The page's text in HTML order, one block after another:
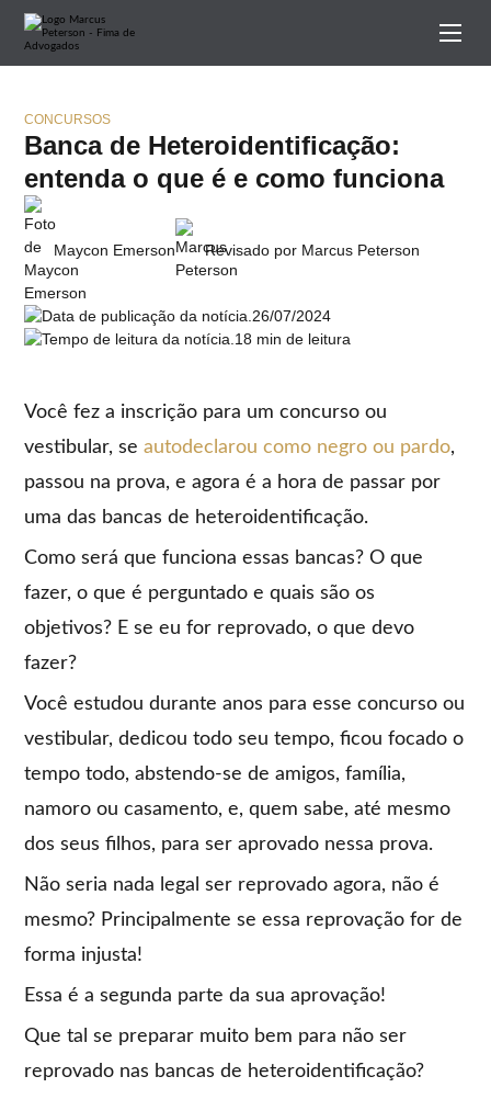
CONCURSOS
Banca de Heteroidentificação:
entenda o que é e como funciona
Maycon Emerson Revisado por Marcus Peterson
26/07/2024
18 min de leitura
Você fez a inscrição para um concurso ou
vestibular, seautodeclarou como negro ou pardo,
passou na prova, e agora é a hora de passar por
uma das bancas de heteroidentificação.
Como será que funciona essas bancas? O que
fazer, o que é perguntado e quais são os
objetivos? E se eu for reprovado, o que devo
fazer?
Você estudou durante anos para esse concurso ou
vestibular, dedicou todo seu tempo, ficou focado o
tempo todo, abstendo-se de amigos, família,
namoro ou casamento, e, quem sabe, até mesmo
dos seus filhos, para ser aprovado nessa prova.
Não seria nada legal ser reprovado agora, não é
mesmo? Principalmente se essa reprovação for de
forma injusta!
Essa é a segunda parte da sua aprovação!
Que tal se preparar muito bem para não ser
reprovado nas bancas de heteroidentificação?